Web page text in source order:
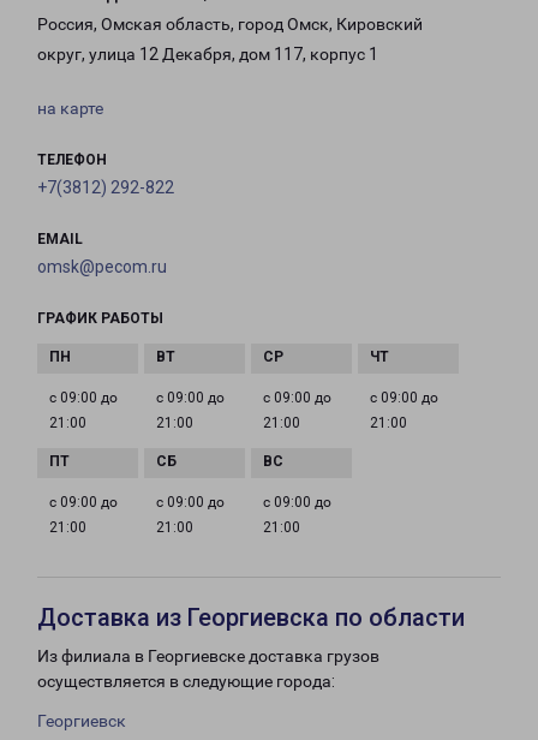
Россия, Омская область, город Омск, Кировский
округ, улица 12 Декабря, дом 117, корпус 1
на карте
ТЕЛЕФОН
+7(3812) 292-822
EMAIL
omsk@pecom.ru
ГРАФИК РАБОТЫ
с 09:00 до
21:00
с 09:00 до
21:00
с 09:00 до
21:00
с 09:00 до
21:00
с 09:00 до
21:00
с 09:00 до
21:00
с 09:00 до
21:00
Доставка из Георгиевска по области
Из филиала в Георгиевске доставка грузов
осуществляется в следующие города:
Георгиевск